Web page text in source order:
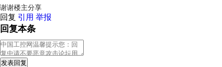
谢谢楼主分享
回复 引用 举报
回复本条
发表回复